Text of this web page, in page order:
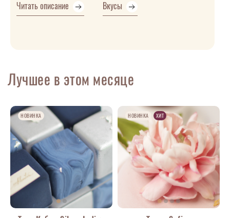
Читать описание Вкусы
Лучшее в этом месяце
НОВИНКА НОВИНКА ХИТ